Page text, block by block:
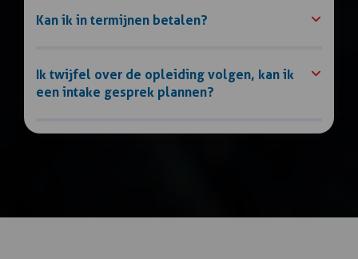
Kan ik in termijnen betalen?
Ik twijfel over de opleiding volgen, kan ik
een intake gesprek plannen?